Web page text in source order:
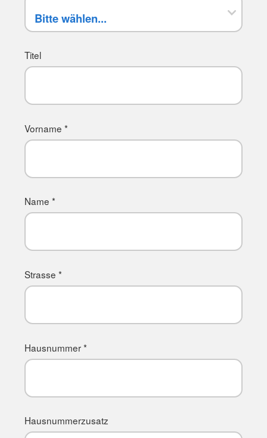
Titel
Vorname *
Name *
Strasse *
Hausnummer *
Hausnummerzusatz